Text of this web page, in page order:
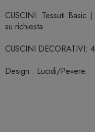
CUSCINI: Tessuti Basic
su richiesta
CUSCINI DECORATIVI:
Design : Lucidi/Pevere.